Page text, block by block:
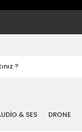
& SES DRONE